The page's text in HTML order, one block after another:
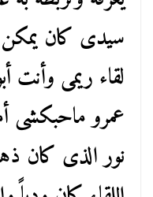
سيدى كان
لقاء ريمى وأنت
عمرو ماحبكشى
نور الذى كان